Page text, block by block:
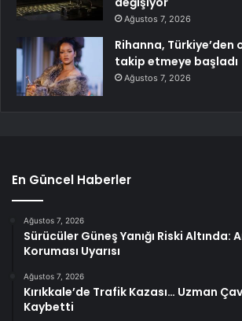
Ağustos 7, 2026
Rihanna, Türkiye’den
takip etmeye başladı
Ağustos 7, 2026
En Güncel Haberler
Ağustos 7, 2026
Sürücüler Güneş Yanığı Riski Altında:
Koruması Uyarısı
Ağustos 7, 2026
Kırıkkale’de Trafik Kazası… Uzman
Kaybetti